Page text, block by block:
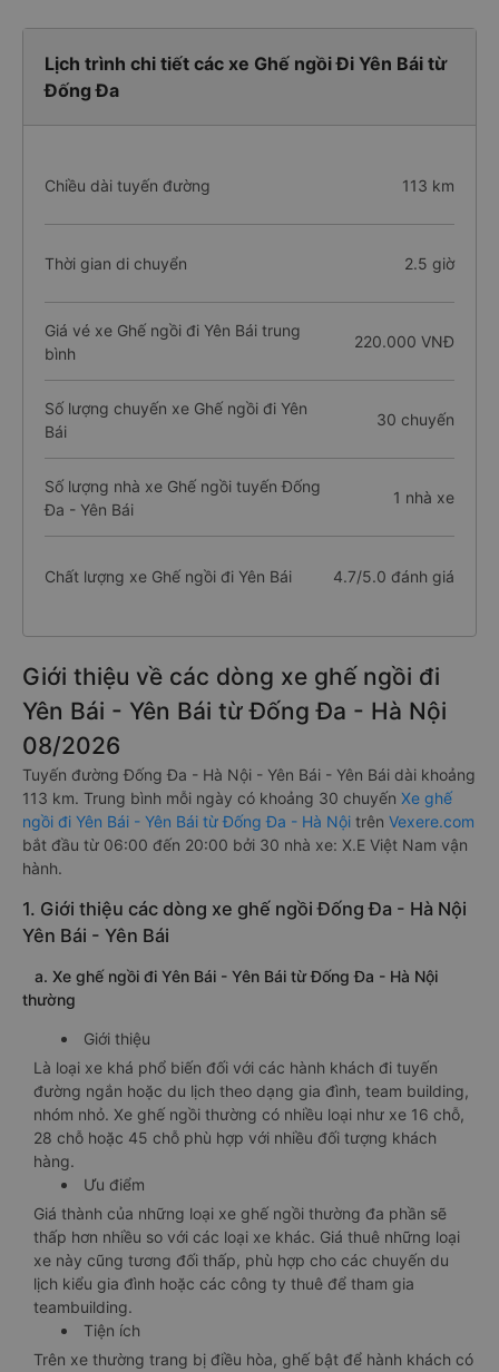
Lịch trình chi tiết các xe Ghế ngồi Đi Yên Bái từ
Đống Đa
Chiều dài tuyến đường 113 km
Thời gian di chuyển 2.5 giờ
Giá vé xe Ghế ngồi đi Yên Bái trung
bình
220.000 VNĐ
Số lượng chuyến xe Ghế ngồi đi Yên
Bái
30 chuyến
Số lượng nhà xe Ghế ngồi tuyến Đống
Đa - Yên Bái
1 nhà xe
Chất lượng xe Ghế ngồi đi Yên Bái 4.7/5.0 đánh giá
Giới thiệu về các dòng xe ghế ngồi đi
Yên Bái - Yên Bái từ Đống Đa - Hà Nội
08/2026
Tuyến đường Đống Đa - Hà Nội - Yên Bái - Yên Bái dài khoảng
113 km. Trung bình mỗi ngày có khoảng 30 chuyến Xe ghế
ngồi đi Yên Bái - Yên Bái từ Đống Đa - Hà Nội trên Vexere.com
bắt đầu từ 06:00 đến 20:00 bởi 30 nhà xe: X.E Việt Nam vận
hành.
1. Giới thiệu các dòng xe ghế ngồi Đống Đa - Hà Nội
Yên Bái - Yên Bái
a. Xe ghế ngồi đi Yên Bái - Yên Bái từ Đống Đa - Hà Nội
thường
Giới thiệu
Là loại xe khá phổ biến đối với các hành khách đi tuyến
đường ngắn hoặc du lịch theo dạng gia đình, team building,
nhóm nhỏ. Xe ghế ngồi thường có nhiều loại như xe 16 chỗ,
28 chỗ hoặc 45 chỗ phù hợp với nhiều đối tượng khách
hàng.
Ưu điểm
Giá thành của những loại xe ghế ngồi thường đa phần sẽ
thấp hơn nhiều so với các loại xe khác. Giá thuê những loại
xe này cũng tương đối thấp, phù hợp cho các chuyến du
lịch kiểu gia đình hoặc các công ty thuê để tham gia
teambuilding.
Tiện ích
Trên xe thường trang bị điều hòa, ghế bật để hành khách có